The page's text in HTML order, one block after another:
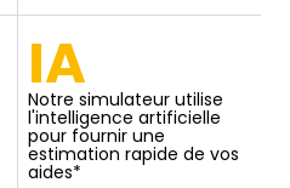
IA
Notre simulateur utilise
l'intelligence artificielle
pour fournir une
estimation rapide de vos
aides*